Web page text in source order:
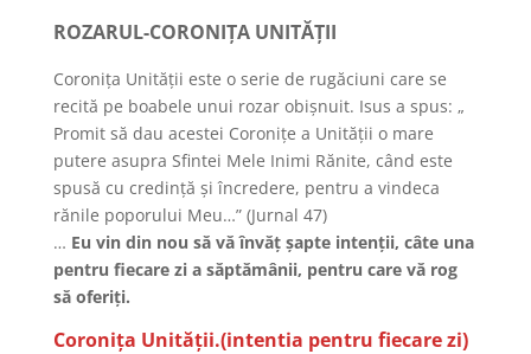
ROZARUL-CORONIŢA UNITĂŢII
Coroniţa Unităţii este o serie de rugăciuni care se
recită pe boabele unui rozar obişnuit. Isus a spus: „
Promit să dau acestei Coroniţe a Unităţii o mare
putere asupra Sfintei Mele Inimi Rănite, când este
spusă cu credinţă şi încredere, pentru a vindeca
rănile poporului Meu…” (Jurnal 47)
… Eu vin din nou să vă învăţ şapte intenţii, câte una
pentru fiecare zi a săptămânii, pentru care vă rog
să oferiţi.
Coroniţa Unităţii.(intentia pentru fiecare zi)